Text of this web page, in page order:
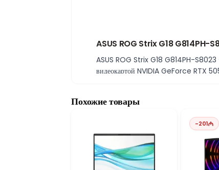
ASUS ROG Strix G18 G814PH-
ASUS ROG Strix G18 G814PH-S8023
видеокартой NVIDIA GeForce RTX
подходит для тяжёлых
16 ГБ RAM и 1 ТБ SSD — высокая
16 ГБ оперативной памяти позволяют
игр и файлов.
Графическая мощность NVIDIA
Похожие товары
-201